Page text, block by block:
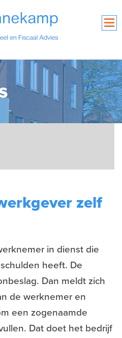
zelf
in dienst die
heeft. De
Dan meldt zich
de werknemer en
een zogenaamde
Dat doet het bedrijf